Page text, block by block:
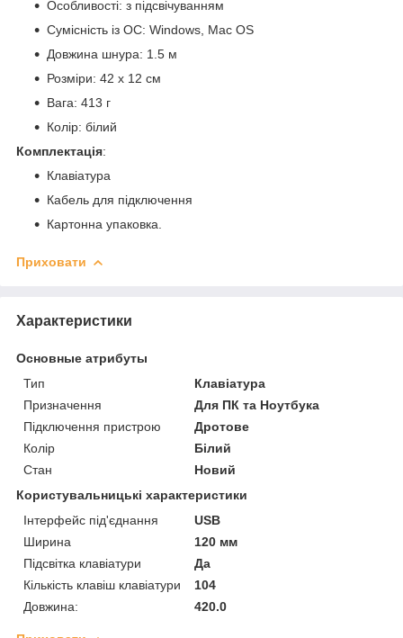
Особливості: з підсвічуванням
Сумісність із ОС: Windows, Mac OS
Довжина шнура: 1.5 м
Розміри: 42 х 12 см
Вага: 413 г
Колір: білий
Комплектація:
Клавіатура
Кабель для підключення
Картонна упаковка.
Приховати
Характеристики
Основные атрибуты
Тип
Клавіатура
Призначення
Для ПК та Ноутбука
Підключення пристрою
Дротове
Колір
Білий
Стан
Новий
Користувальницькі характеристики
Інтерфейс під'єднання
USB
Ширина
120 мм
Підсвітка клавіатури
Да
Кількість клавіш клавіатури
104
Довжина:
420.0